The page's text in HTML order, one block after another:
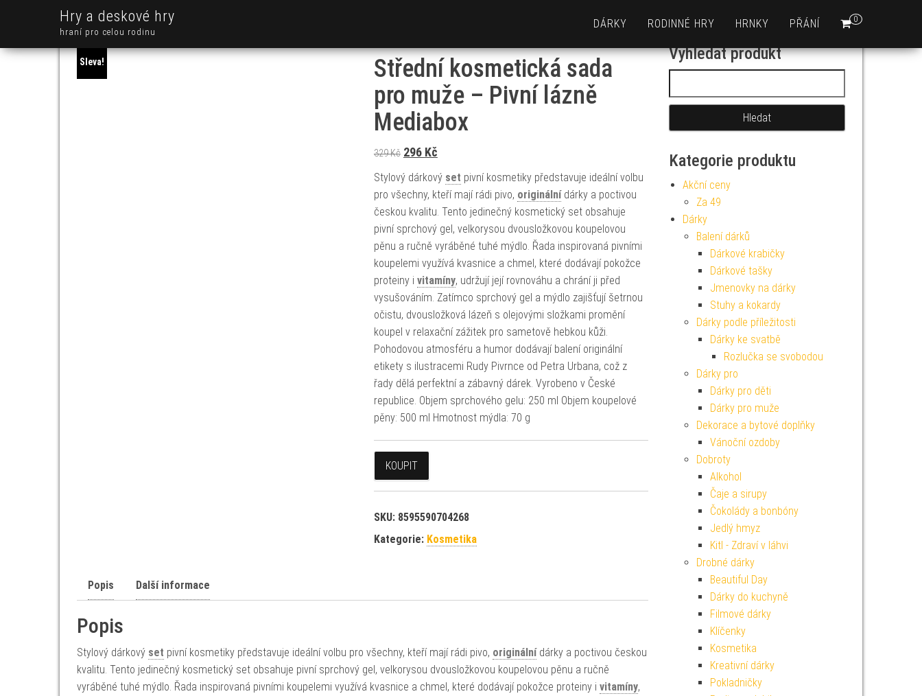
Hry a deskové hry
hraní pro celou rodinu
0
DÁRKY RODINNÉ HRY HRNKY PŘÁNÍ
Sleva!
Střední kosmetická sada
pro muže – Pivní lázně
Mediabox
329Kč Původní cena byla: 329 Kč.
296 KčAktuální cena je: 296 Kč.
Stylový dárkový set pivní kosmetiky představuje ideální volbu
pro všechny, kteří mají rádi pivo, originálnídárky a poctivou
českou kvalitu. Tento jedinečný kosmetický set obsahuje
pivní sprchový gel, velkorysou dvousložkovou koupelovou
pěnu a ručně vyráběné tuhé mýdlo. Řada inspirovaná pivními
koupelemi využívá kvasnice a chmel, které dodávají pokožce
proteiny i vitamíny, udržují její rovnováhu a chrání ji před
vysušováním. Zatímco sprchový gel a mýdlo zajišťují šetrnou
očistu, dvousložková lázeň s olejovými složkami promění
koupel v relaxační zážitek pro sametově hebkou kůži.
Pohodovou atmosféru a humor dodávají balení originální
etikety s ilustracemi Rudy Pivrnce od Petra Urbana, což z
řady dělá perfektní a zábavný dárek. Vyrobeno v České
republice. Objem sprchového gelu: 250 ml Objem koupelové
pěny: 500 ml Hmotnost mýdla: 70 g
KOUPIT
SKU: 8595590704268
Kategorie: Kosmetika
Popis Další informace
Popis
Stylový dárkový set pivní kosmetiky představuje ideální volbu pro všechny, kteří mají rádi pivo, originálnídárky a poctivou českou
kvalitu. Tento jedinečný kosmetický set obsahuje pivní sprchový gel, velkorysou dvousložkovou koupelovou pěnu a ručně
vyráběné tuhé mýdlo. Řada inspirovaná pivními koupelemi využívá kvasnice a chmel, které dodávají pokožce proteiny i vitamíny,
Vyhledat produkt
Kategorie produktu
Akční ceny
Za 49
Dárky
Balení dárků
Dárkové krabičky
Dárkové tašky
Jmenovky na dárky
Stuhy a kokardy
Dárky podle příležitosti
Dárky ke svatbě
Rozlučka se svobodou
Dárky pro
Dárky pro děti
Dárky pro muže
Dekorace a bytové doplňky
Vánoční ozdoby
Dobroty
Alkohol
Čaje a sirupy
Čokolády a bonbóny
Jedlý hmyz
Kitl - Zdraví v láhvi
Drobné dárky
Beautiful Day
Dárky do kuchyně
Filmové dárky
Klíčenky
Kosmetika
Kreativní dárky
Pokladničky